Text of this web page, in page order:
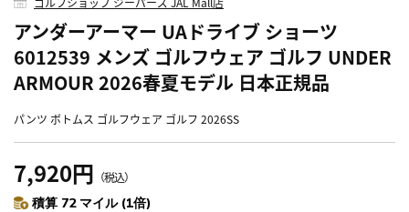
アンダーアーマー UAドライブ ショーツ
6012539 メンズ ゴルフウェア ゴルフ UNDER
ARMOUR 2026春夏モデル 日本正規品
パンツ ボトムス ゴルフウェア ゴルフ 2026SS
7,920円 （税込）
積算 72 マイル (1倍)